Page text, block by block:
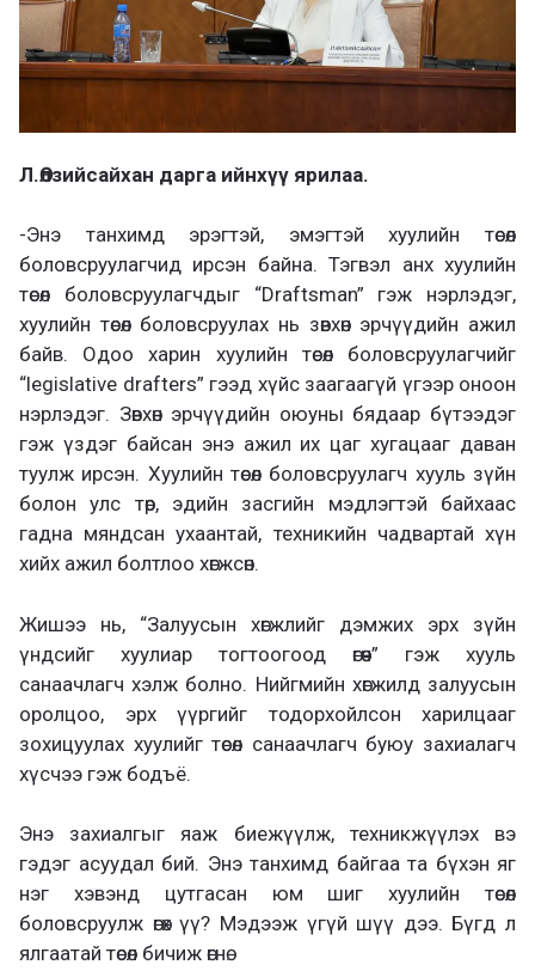
Л.Өлзийсайхан дарга ийнхүү ярилаа.
-Энэ танхимд эрэгтэй, эмэгтэй хуулийн төсөл
боловсруулагчид ирсэн байна. Тэгвэл анх хуулийн
төсөл боловсруулагчдыг “Draftsman” гэж нэрлэдэг,
хуулийн төсөл боловсруулах нь зөвхөн эрчүүдийн ажил
байв. Одоо харин хуулийн төсөл боловсруулагчийг
“legislative drafters” гээд хүйс заагаагүй үгээр оноон
нэрлэдэг. Зөвхөн эрчүүдийн оюуны бядаар бүтээдэг
гэж үздэг байсан энэ ажил их цаг хугацааг даван
туулж ирсэн. Хуулийн төсөл боловсруулагч хууль зүйн
болон улс төр, эдийн засгийн мэдлэгтэй байхаас
гадна мяндсан ухаантай, техникийн чадвартай хүн
хийх ажил болтлоо хөгжсөн.
Жишээ нь, “Залуусын хөгжлийг дэмжих эрх зүйн
үндсийг хуулиар тогтоогоод өгөөч” гэж хууль
санаачлагч хэлж болно. Нийгмийн хөгжилд залуусын
оролцоо, эрх үүргийг тодорхойлсон харилцааг
зохицуулах хуулийг төсөл санаачлагч буюу захиалагч
хүсчээ гэж бодъё.
Энэ захиалгыг яаж биежүүлж, техникжүүлэх вэ
гэдэг асуудал бий. Энэ танхимд байгаа та бүхэн яг
нэг хэвэнд цутгасан юм шиг хуулийн төсөл
боловсруулж өгөх үү? Мэдээж үгүй шүү дээ. Бүгд л
ялгаатай төсөл бичиж өгнө.